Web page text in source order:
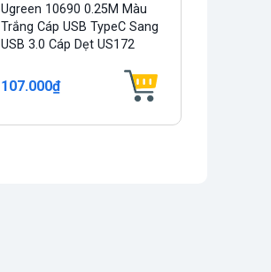
Ugreen 10690 0.25M Màu
Trắng Cáp USB TypeC Sang
USB 3.0 Cáp Dẹt US172
107.000₫